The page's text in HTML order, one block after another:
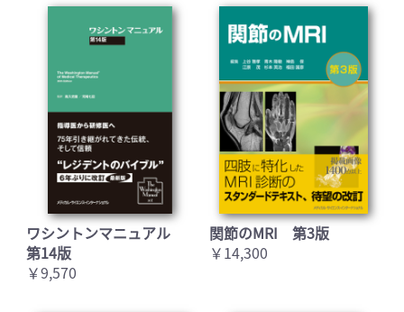
ワシントンマニュアル
第14版
￥9,570
関節のMRI 第3版
￥14,300